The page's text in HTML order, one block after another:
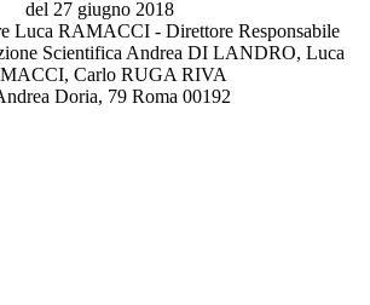
del 27 giugno 2018
Luca RAMACCI - Direttore Responsabile
Scientifica Andrea DI LANDRO, Luca
Carlo RUGA RIVA
Doria, 79 Roma 00192